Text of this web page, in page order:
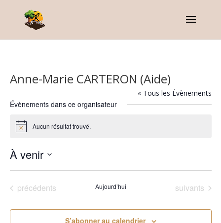
Anne-Marie CARTERON (Aide)
« Tous les Évènements
Évènements dans ce organisateur
Notice Aucun résultat trouvé.
À venir
date.Évènements
précédents Aujourd’hui Évènements
suivants
S’abonner au calendrier